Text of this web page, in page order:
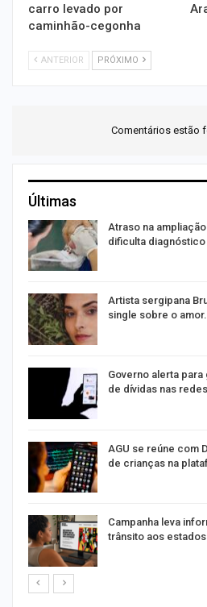
carro levado por
caminhão-cegonha
ANTERIOR PRÓXIMO
Comentários estão
Últimas
Atraso na
dificulta
Artista sergipana
single sobre o
Governo alerta
de dívidas nas redes
AGU se reúne com
de crianças na
Campanha leva
trânsito aos